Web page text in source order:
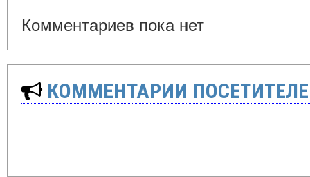
Комментариев пока нет
КОММЕНТАРИИ